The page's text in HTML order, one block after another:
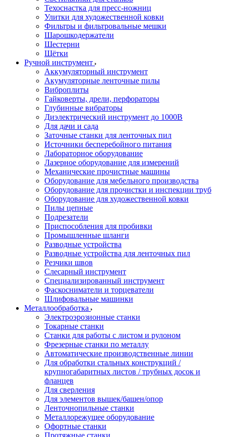
Техоснастка для пресс-ножниц
Улитки для художественной ковки
Фильтры и фильтровальные мешки
Шарошкодержатели
Шестерни
Щётки
Ручной инструмент
Аккумуляторный инструмент
Акумуляторные ленточные пилы
Виброплиты
Гайковерты, дрели, перфораторы
Глубинные вибраторы
Диэлектрический инструмент до 1000В
Для дачи и сада
Заточные станки для ленточных пил
Источники бесперебойного питания
Лабораторное оборудование
Лазерное оборудование для измерений
Механические прочистные машины
Оборудование для мебельного производства
Оборудование для прочистки и инспекции труб
Оборудование для художественной ковки
Пилы цепные
Подрезатели
Приспособления для пробивки
Промышленные шланги
Разводные устройства
Разводные устройства для ленточных пил
Резчики швов
Слесарный инструмент
Специализированный инструмент
Фаскосниматели и торцеватели
Шлифовальные машинки
Металлообработка
Электроэрозионные станки
Токарные станки
Станки для работы с листом и рулоном
Фрезерные станки по металлу
Автоматические производственные линии
Для обработки стальных конструкций /
крупногабаритных листов / трубных досок и
фланцев
Для сверления
Для элементов вышек/башен/опор
Ленточнопильные станки
Металлорежущее оборудование
Офортные станки
Протяжные станки